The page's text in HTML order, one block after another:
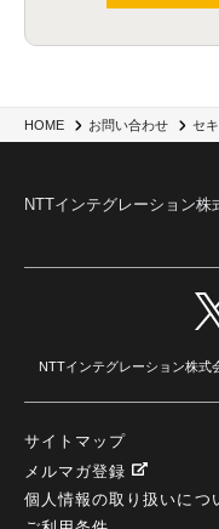
HOME お問い合わせ セ
NTTインテグレーション株
NTTインテグレーション株式
サイトマップ
メルマガ登録
個人情報の取り扱いにつ